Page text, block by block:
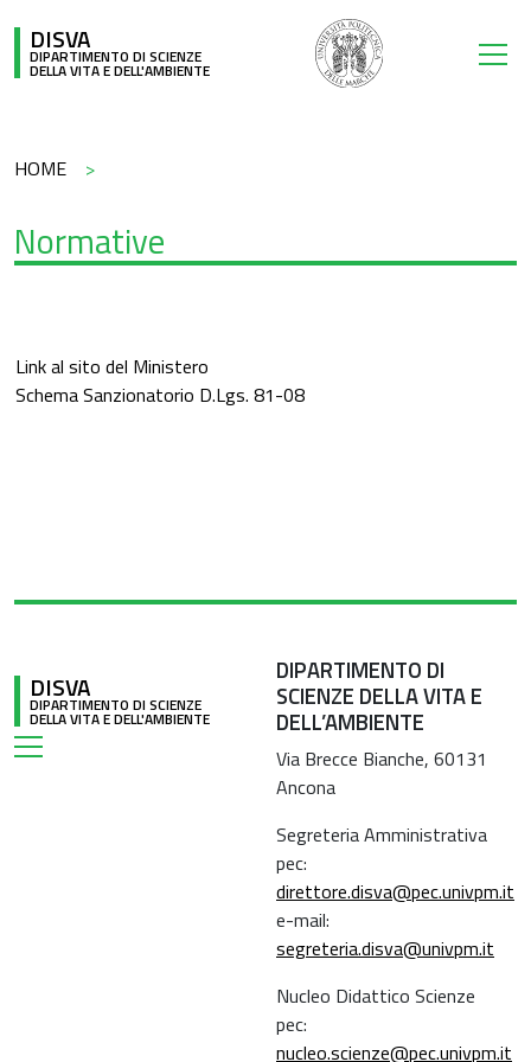
DISVA
DIPARTIMENTO DI SCIENZE
DELLA VITA E DELL'AMBIENTE
Briciole di pane
HOME
Normative
Link al sito del Ministero
Schema Sanzionatorio D.Lgs. 81-08
DISVA
DIPARTIMENTO DI SCIENZE
DELLA VITA E DELL'AMBIENTE
DIPARTIMENTO DI
SCIENZE DELLA VITA E
DELL’AMBIENTE
Via Brecce Bianche, 60131
Ancona
Segreteria Amministrativa
pec:
direttore.disva@pec.univpm.it
e-mail:
segreteria.disva@univpm.it
Nucleo Didattico Scienze
pec:
nucleo.scienze@pec.univpm.it